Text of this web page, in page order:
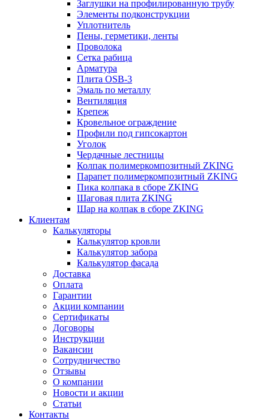
Заглушки на профилированную трубу
Элементы подконструкции
Уплотнитель
Пены, герметики, ленты
Проволока
Сетка рабица
Арматура
Плита OSB-3
Эмаль по металлу
Вентиляция
Крепеж
Кровельное ограждение
Профили под гипсокартон
Уголок
Чердачные лестницы
Колпак полимеркомпозитный ZKING
Парапет полимеркомпозитный ZKING
Пика колпака в сборе ZKING
Шаговая плита ZKING
Шар на колпак в сборе ZKING
Клиентам
Калькуляторы
Калькулятор кровли
Калькулятор забора
Калькулятор фасада
Доставка
Оплата
Гарантии
Акции компании
Сертификаты
Договоры
Инструкции
Вакансии
Сотрудничество
Отзывы
О компании
Новости и акции
Статьи
Контакты